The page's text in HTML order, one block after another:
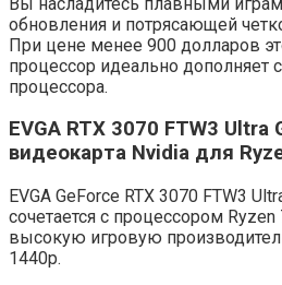
обновления и потрясающей
При цене менее 900 долларов
процессор идеально дополняет
процессора.
EVGA RTX 3070 FTW3
видеокарта Nvidia для
EVGA GeForce RTX 3070 FTW3
сочетается с процессором
высокую игровую
1440p.